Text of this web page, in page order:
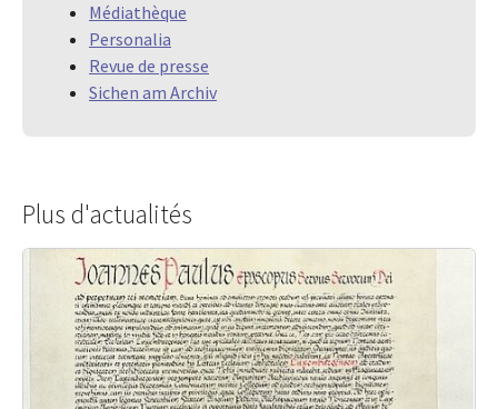
Médiathèque
Personalia
Revue de presse
Sichen am Archiv
Plus d'actualités